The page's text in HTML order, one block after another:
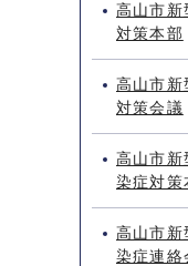
高山市新
対策本部
高山市新
対策会議
高山市新
染症対策
高山市新
染症連絡